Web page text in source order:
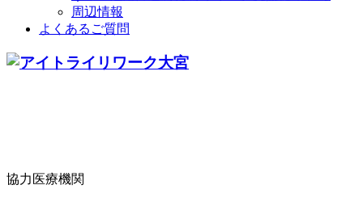
周辺情報
よくあるご質問
協力医療機関